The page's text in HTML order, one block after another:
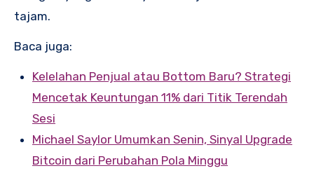
tajam.
Baca juga:
Kelelahan Penjual atau Bottom Baru? Strategi
Mencetak Keuntungan 11% dari Titik Terendah
Sesi
Michael Saylor Umumkan Senin, Sinyal Upgrade
Bitcoin dari Perubahan Pola Minggu